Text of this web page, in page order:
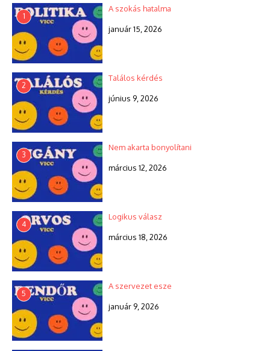
1
A szokás hatalma
január 15, 2026
2
Találos kérdés
június 9, 2026
3
Nem akarta bonyolítani
március 12, 2026
4
Logikus válasz
március 18, 2026
5
A szervezet esze
január 9, 2026